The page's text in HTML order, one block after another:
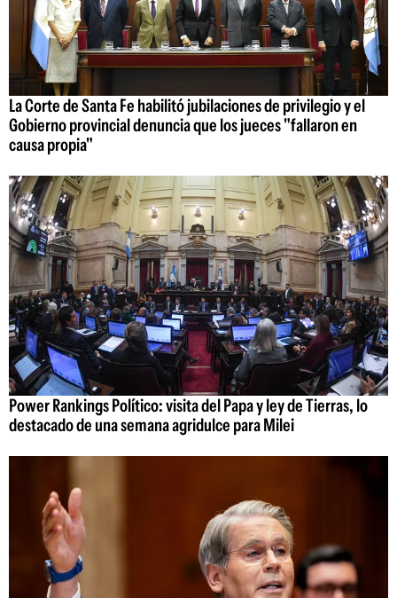
La Corte de Santa Fe habilitó jubilaciones de privilegio y el
Gobierno provincial denuncia que los jueces "fallaron en
causa propia"
Power Rankings Político: visita del Papa y ley de Tierras, lo
destacado de una semana agridulce para Milei